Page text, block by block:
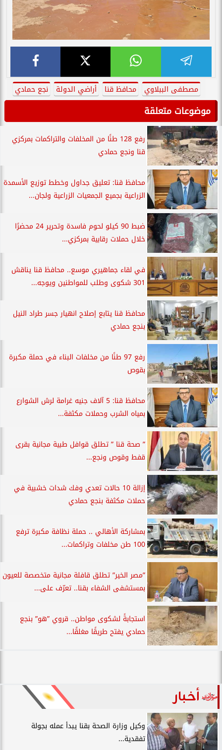
مصطفى الببلاوي محافظ قنا أراضي الدولة نجع حمادي
موضوعات متعلقة
رفع 128 طنًا من المخلفات والتراكمات بمركزي
قنا ونجع حمادي
محافظ قنا: تعليق جداول وخطط توزيع الأسمدة
الزراعية بجميع الجمعيات الزراعية ولجان...
ضبط 90 كيلو لحوم فاسدة وتحرير 24 محضرًا
خلال حملات رقابية بمركزي...
في لقاء جماهيري موسع.. محافظ قنا يناقش
301 شكوى وطلب للمواطنين ويوجه...
محافظ قنا يتابع إصلاح انهيار جسر طراد النيل
بنجع حمادي
رفع 97 طنًا من مخلفات البناء في حملة مكبرة
بقوص
محافظ قنا: 5 آلاف جنيه غرامة لرش الشوارع
بمياه الشرب وحملات مكثفة...
” صحة قنا ” تطلق قوافل طبية مجانية بقرى
قفط وقوص ونجع...
إزالة 10 حالات تعدي وفك شدات خشبية في
حملات مكثفة بنجع حمادي
بمشاركة الأهالي .. حملة نظافة مكبرة ترفع
100 طن مخلفات وتراكمات...
”مصر الخير” تطلق قافلة مجانية متخصصة للعيون
بمستشفى الشفاء بقنا.. تعرّف على...
استجابةً لشكوى مواطن.. قروي ”هو” بنجع
حمادي يفتح طريقًا مغلقًا...
أخبار
وكيل وزارة الصحة بقنا يبدأ عمله بجولة
تفقدية...